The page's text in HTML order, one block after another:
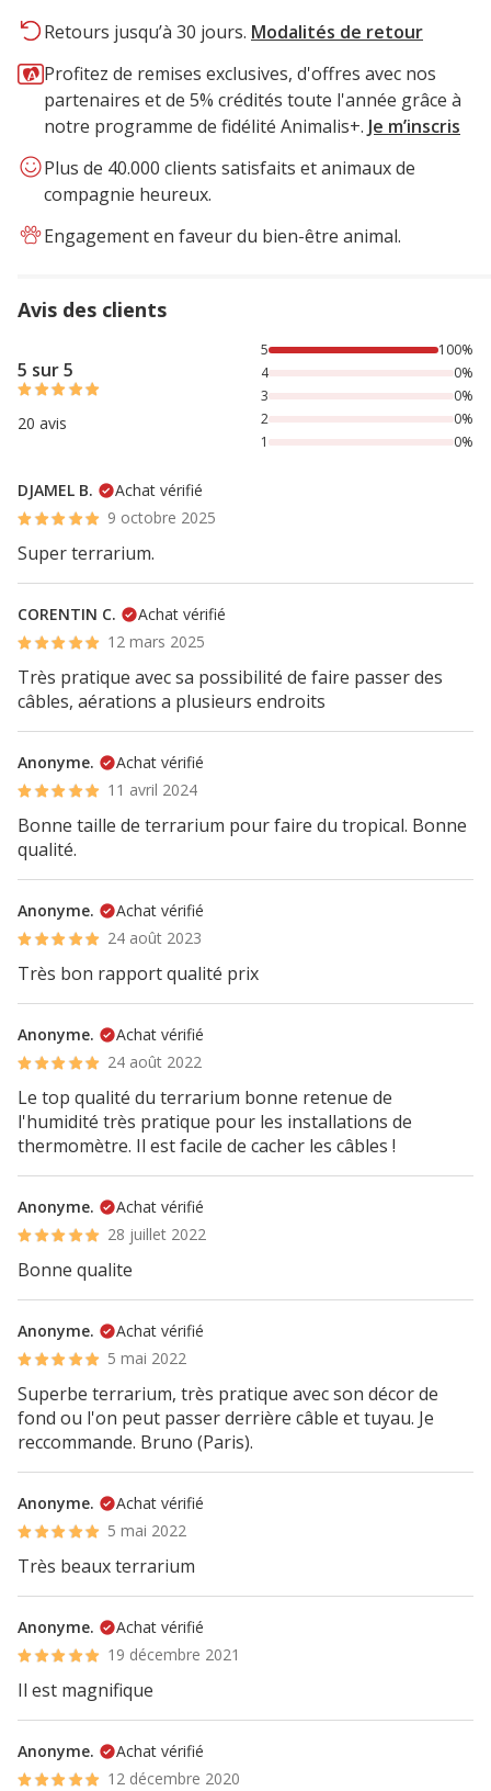
Retours jusqu’à 30 jours. Modalités de retour
Profitez de remises exclusives, d'offres avec nos
partenaires et de 5% crédités toute l'année grâce à
notre programme de fidélité Animalis+. Je m’inscris
Plus de 40.000 clients satisfaits et animaux de
compagnie heureux.
Engagement en faveur du bien-être animal.
Avis des clients
5 sur 5
20 avis
100% des personnes lont noté avec {1} étoiles,
5
100%
4
0%
3
0%
2
0%
1
0%
DJAMEL B.
Achat vérifié
9 octobre 2025
Super terrarium.
CORENTIN C.
Achat vérifié
12 mars 2025
Très pratique avec sa possibilité de faire passer des
câbles, aérations a plusieurs endroits
Anonyme.
Achat vérifié
11 avril 2024
Bonne taille de terrarium pour faire du tropical. Bonne
qualité.
Anonyme.
Achat vérifié
24 août 2023
Très bon rapport qualité prix
Anonyme.
Achat vérifié
24 août 2022
Le top qualité du terrarium bonne retenue de
l'humidité très pratique pour les installations de
thermomètre. Il est facile de cacher les câbles !
Anonyme.
Achat vérifié
28 juillet 2022
Bonne qualite
Anonyme.
Achat vérifié
5 mai 2022
Superbe terrarium, très pratique avec son décor de
fond ou l'on peut passer derrière câble et tuyau. Je
reccommande. Bruno (Paris).
Anonyme.
Achat vérifié
5 mai 2022
Très beaux terrarium
Anonyme.
Achat vérifié
19 décembre 2021
Il est magnifique
Anonyme.
Achat vérifié
12 décembre 2020